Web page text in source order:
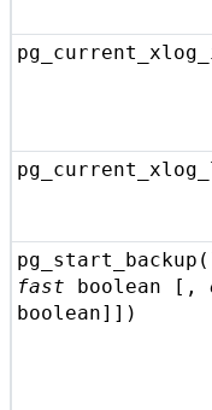
pg_start_backup(
fast
boolean [ ,
boolean] ])